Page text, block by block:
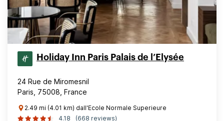
Holiday Inn Paris Palais de l’Elysée
24 Rue de Miromesnil
Paris, 75008, France
2.49 mi (4.01 km) dall'Ecole Normale Superieure
4.18
(668 reviews)